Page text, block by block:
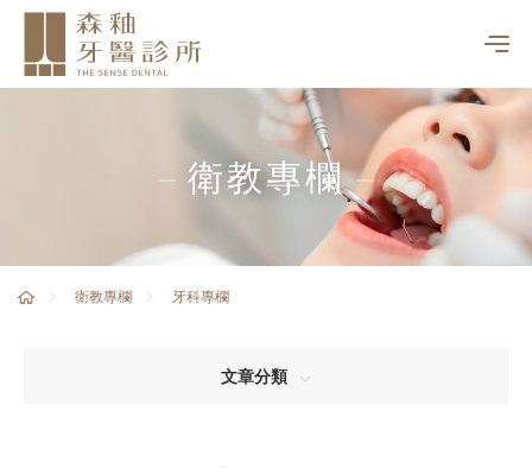
衛教專欄
衛教專欄 牙科專欄
文章分類